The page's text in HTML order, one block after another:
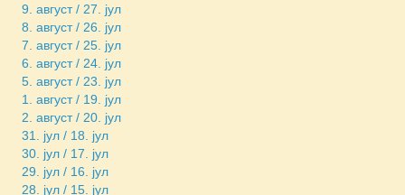
9. август / 27. јул
8. август / 26. јул
7. август / 25. јул
6. август / 24. јул
5. август / 23. јул
1. август / 19. јул
2. август / 20. јул
31. јул / 18. јул
30. јул / 17. јул
29. јул / 16. јул
28. јул / 15. јул